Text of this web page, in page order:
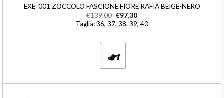
EXE’ 001 ZOCCOLO FASCIONE FIORE RAFIA BEIGE-NERO
€139,00 €97,30
Taglia: 36, 37, 38, 39, 40